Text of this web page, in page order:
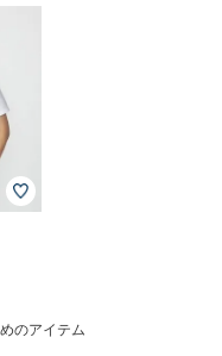
のアイテム